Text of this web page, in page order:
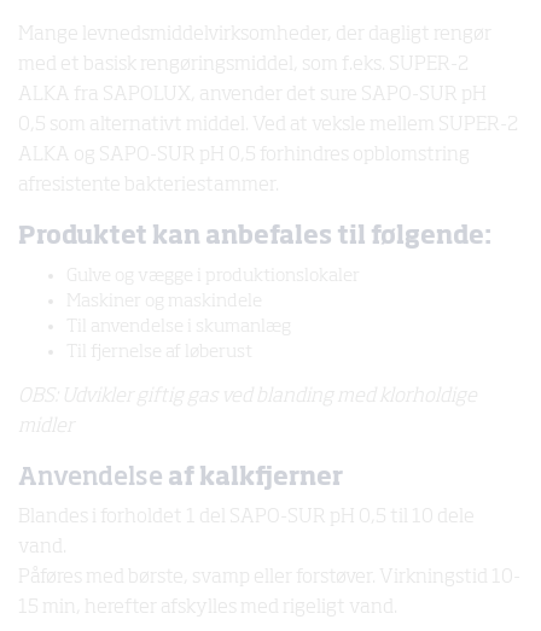
Mange levnedsmiddelvirksomheder, der dagligt rengør
med et basisk rengøringsmiddel, som f.eks. SUPER-2
ALKA fra SAPOLUX, anvender det sure SAPO-SUR pH
0,5 som alternativt middel. Ved at veksle mellem SUPER-2
ALKA og SAPO-SUR pH 0,5 forhindres opblomstring
afresistente bakteriestammer.
Produktet kan anbefales til følgende:
Gulve og vægge i produktionslokaler
Maskiner og maskindele
Til anvendelse i skumanlæg
Til fjernelse af løberust
OBS: Udvikler giftig gas ved blanding med klorholdige
midler
Anvendelse af kalkfjerner
Blandes i forholdet 1 del SAPO-SUR pH 0,5 til 10 dele
vand.
Påføres med børste, svamp eller forstøver. Virkningstid 10-
15 min, herefter afskylles med rigeligt vand.